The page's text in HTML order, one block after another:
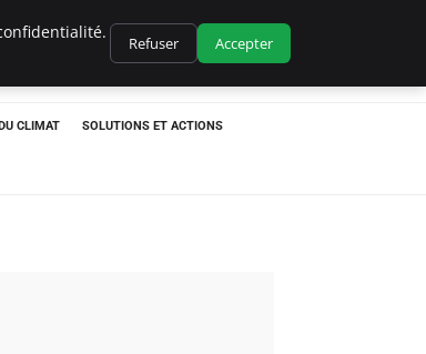
CLIMAT SOLUTIONS ET ACTIONS
Refuser Accepter